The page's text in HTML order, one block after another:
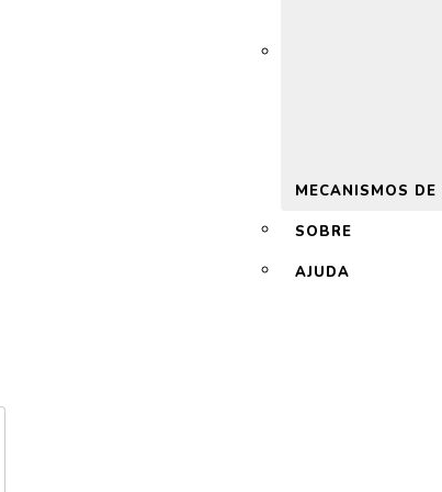
MECANISMOS DE
SOBRE
AJUDA